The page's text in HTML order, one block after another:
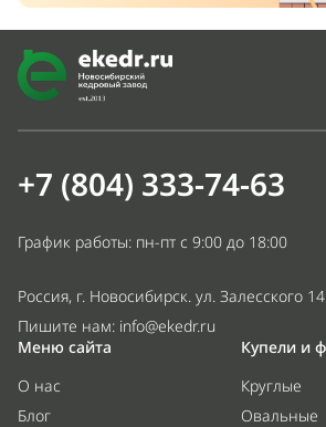
+7 (804) 333-74-63
График работы: пн-пт с 9:00 до 18:00
Россия, г. Новосибирск. ул. Залесского 14
Пишите нам: info@ekedr.ru
Меню сайта
О нас
Блог
Купели и
Круглые
Овальные